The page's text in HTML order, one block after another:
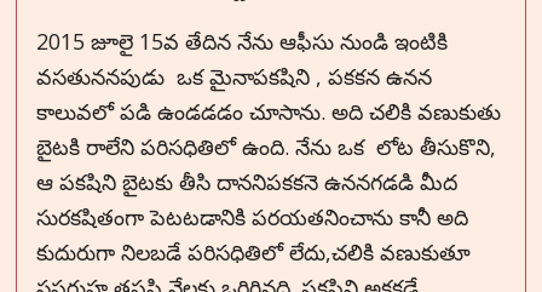
2015 జూలై 15వ తేదిన నేను ఆఫీసు నుండి ఇంటికి
వసతుననపుడు ఒక మైనాపకషిని , పకకన ఉనన
కాలువలో పడి ఉండడడం చూసాను. అది చలికి వణుకుతు
బైటకి రాలేని పరిసధితిలో ఉంది. నేను ఒక లోట తీసుకొని,
ఆ పకషిని బైటకు తీసి దాననిపకకనె ఉననగడడి మీద
సురకషితంగా పెటటడానికి పరయతనించాను కానీ అది
కుదురుగా నిలబడే పరిసధితిలో లేదు,చలికి వణుకుతూ